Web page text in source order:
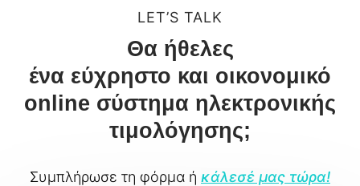
LET’S TALK
Θα ήθελες
ένα εύχρηστο και οικονομικό
online σύστημα ηλεκτρονικής
τιμολόγησης;
Συμπλήρωσε τη φόρμα ή κάλεσέ μας τώρα!